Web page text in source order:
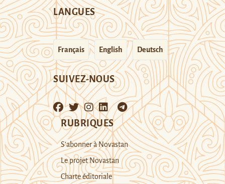
LANGUES
Français English Deutsch
SUIVEZ-NOUS
RUBRIQUES
S’abonner à Novastan
Le projet Novastan
Charte éditoriale